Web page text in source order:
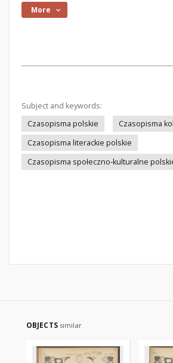
More
Subject and keywords:
Czasopisma polskie
Czasopisma
Czasopisma literackie polskie
Czasopisma społeczno-kulturalne
OBJECTS similar